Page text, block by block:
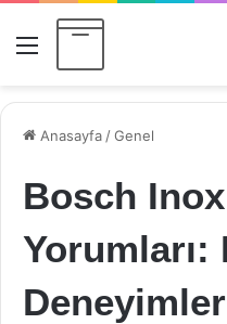
Menü
Anasayfa /Genel
Bosch
Yorumları: